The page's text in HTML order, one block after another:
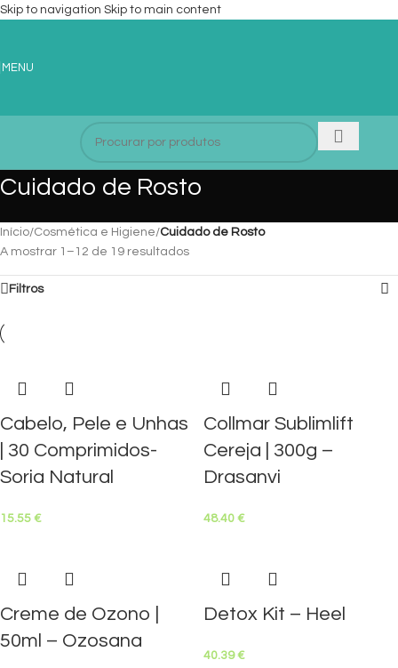
Skip to navigation Skip to main content
MENU
Cuidado de Rosto
Início/Cosmética e Higiene/Cuidado de Rosto
A mostrar 1–12 de 19 resultados
Filtros
Cabelo, Pele e Unhas
| 30 Comprimidos-
Soria Natural
15.55 €
Collmar Sublimlift
Cereja | 300g –
Drasanvi
48.40 €
Creme de Ozono |
50ml – Ozosana
Detox Kit – Heel
40.39€